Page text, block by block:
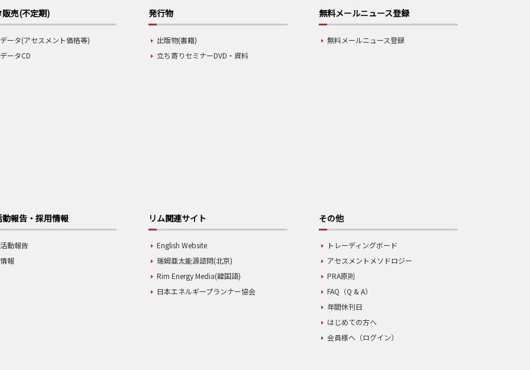
販売(不定期)
ータ(アセスメント価格等)
ータCD
発行物
出版物(書籍)
立ち寄りセミナーDVD・資料
無料メールニュース登録
無料メールニュース登録
動報告・採用情報
動報告
報
リム関連サイト
English Website
瑞姆亜太能源諮問(北京)
Rim Energy Media(韓国語)
日本エネルギープランナー協会
その他
トレーディングボード
アセスメントメソドロジー
PRA原則
FAQ（Q & A）
年間休刊日
はじめての方へ
会員様へ（ログイン）